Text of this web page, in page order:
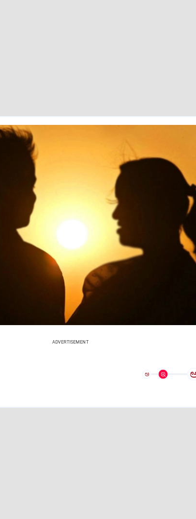
ADVERTISEMENT
ಅ